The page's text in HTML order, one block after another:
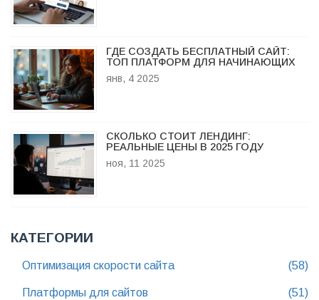
ГДЕ СОЗДАТЬ БЕСПЛАТНЫЙ САЙТ:
ТОП ПЛАТФОРМ ДЛЯ НАЧИНАЮЩИХ
янв, 4 2025
СКОЛЬКО СТОИТ ЛЕНДИНГ:
РЕАЛЬНЫЕ ЦЕНЫ В 2025 ГОДУ
ноя, 11 2025
КАТЕГОРИИ
Оптимизация скорости сайта (58)
Платформы для сайтов (51)